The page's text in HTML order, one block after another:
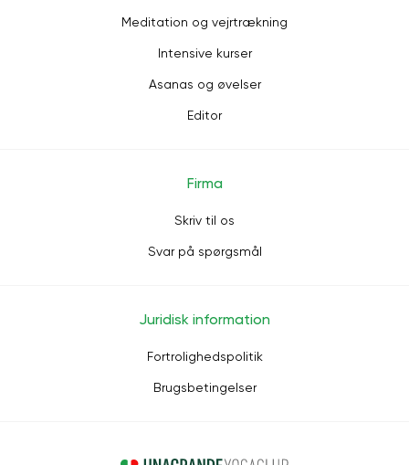
Meditation og vejrtrækning
Intensive kurser
Asanas og øvelser
Editor
Firma
Skriv til os
Svar på spørgsmål
Juridisk information
Fortrolighedspolitik
Brugsbetingelser